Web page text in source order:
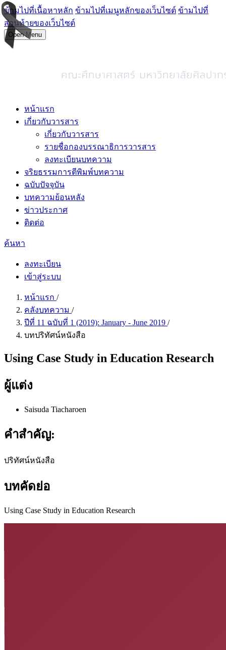
ข้ามไปที่เนื้อหาหลัก ข้ามไปที่เมนูหลักของเว็บไซต์ ข้ามไปที่
ส่วนท้ายของเว็บไซต์
Open Menu
หน้าแรก
เกี่ยวกับวารสาร
เกี่ยวกับวารสาร
รายชื่อกองบรรณาธิการวารสาร
ลงทะเบียนบทความ
จริยธรรมการตีพิมพ์บทความ
ฉบับปัจจุบัน
บทความย้อนหลัง
ข่าวประกาศ
ติดต่อ
ค้นหา
ลงทะเบียน
เข้าสู่ระบบ
หน้าแรก /
คลังบทความ /
ปีที่ 11 ฉบับที่ 1 (2019): January - June 2019 /
บทปริทัศน์หนังสือ
Using Case Study in Education Research
ผู้แต่ง
Saisuda Tiacharoen
คำสำคัญ:
ปริทัศน์หนังสือ
บทคัดย่อ
Using Case Study in Education Research